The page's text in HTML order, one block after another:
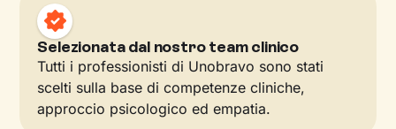
Selezionata dal nostro team clinico
Tutti i professionisti di Unobravo sono stati
scelti sulla base di competenze cliniche,
approccio psicologico ed empatia.